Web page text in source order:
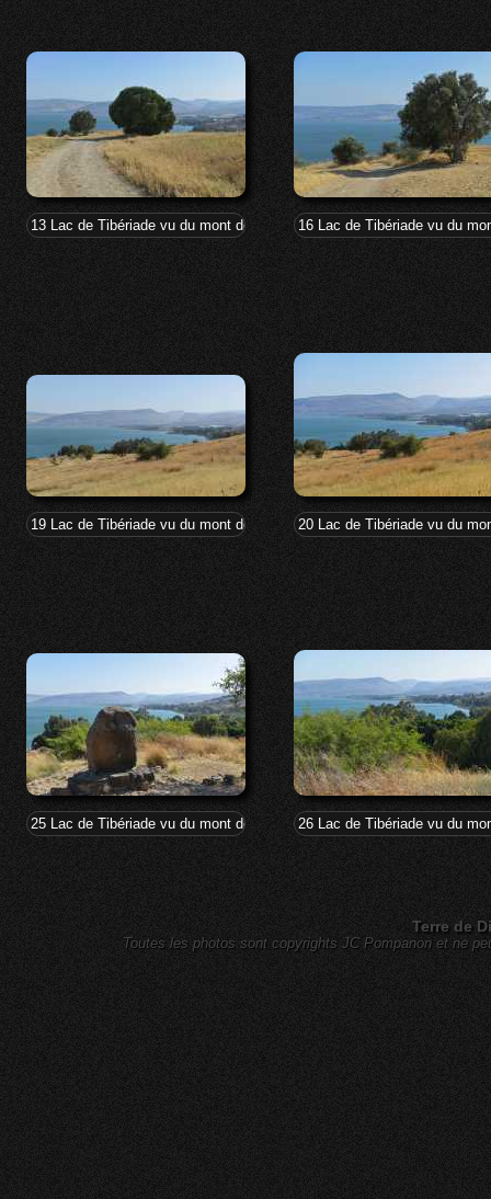
13 Lac de Tibériade vu du mont des Béatitudes16 Lac de Tibériade vu du
19 Lac de Tibériade vu du mont des Béatitudes20 Lac de Tibériade vu du
25 Lac de Tibériade vu du mont des Béatitudes26 Lac de Tibériade vu du
Terre de
Toutes les photos sont copyrights JC Pompanon et ne